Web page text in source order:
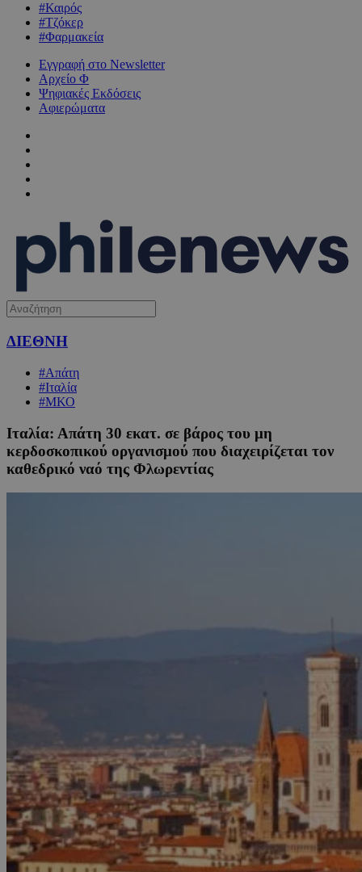
#Καιρός
#Τζόκερ
#Φαρμακεία
Εγγραφή στο Newsletter
Αρχείο Φ
Ψηφιακές Εκδόσεις
Αφιερώματα
ΔΙΕΘΝΗ
#Απάτη
#Ιταλία
#ΜΚΟ
Ιταλία: Απάτη 30 εκατ. σε βάρος του μη
κερδοσκοπικού οργανισμού που διαχειρίζεται τον
καθεδρικό ναό της Φλωρεντίας